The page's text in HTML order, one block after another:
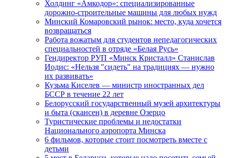
Холдинг «Амкодор»: специализированные
дорожно-строительные машины для любых нужд
Минский Комаровский рынок: место, куда хочется
возвращаться
Работа вожатым для студентов непедагогических
специальностей в отряде «Белая Русь»
Гендиректор РУП «Минск Кристалл» Станислав
Иодис: «Нельзя "сидеть" на традициях — нужно
их развивать»
Кузьма Киселев — министр иностранных дел
БССР в течение 22 лет
Белорусский государственный музей архитектуры
и быта (скансен) в деревне Озерцо
Туристические проблемы и недостатки
Национального аэропорта Минска
6 фильмов, которые стоит посмотреть вместе с
детьми